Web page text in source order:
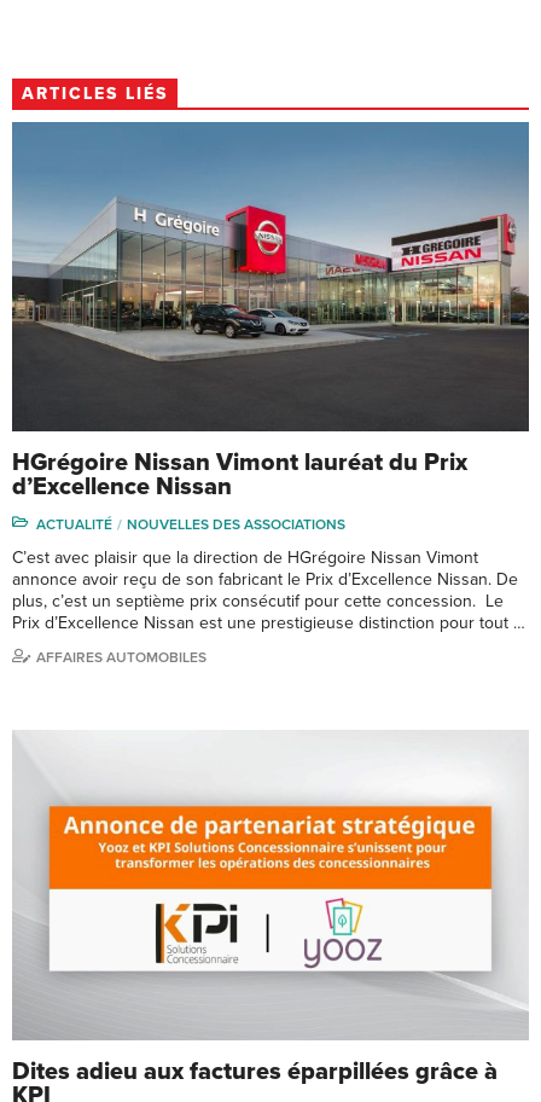
ARTICLES LIÉS
HGrégoire Nissan Vimont lauréat du Prix
d’Excellence Nissan
ACTUALITÉ NOUVELLES DES ASSOCIATIONS
C’est avec plaisir que la direction de HGrégoire Nissan Vimont
annonce avoir reçu de son fabricant le Prix d’Excellence Nissan. De
plus, c’est un septième prix consécutif pour cette concession. Le
Prix d’Excellence Nissan est une prestigieuse distinction pour tout …
AFFAIRES AUTOMOBILES
Dites adieu aux factures éparpillées grâce à